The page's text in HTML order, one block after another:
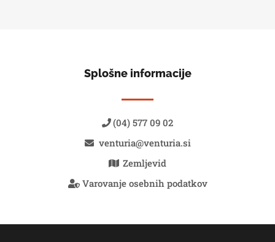
Splošne informacije
(04) 577 09 02
venturia@venturia.si
Zemljevid
Varovanje osebnih podatkov